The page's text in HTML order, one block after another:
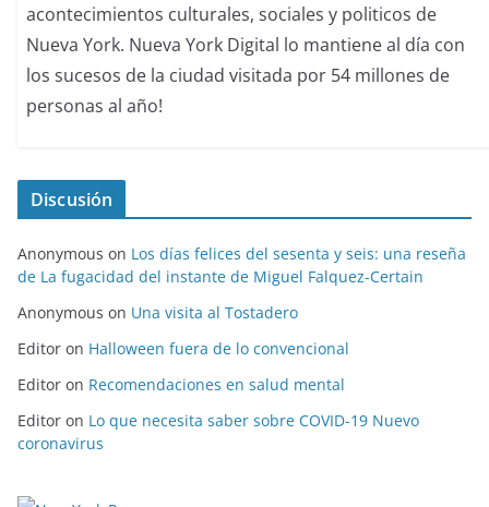
acontecimientos culturales, sociales y politicos de
Nueva York. Nueva York Digital lo mantiene al día con
los sucesos de la ciudad visitada por 54 millones de
personas al año!
Discusión
Anonymous on Los días felices del sesenta y seis: una reseña
de La fugacidad del instante de Miguel Falquez-Certain
Anonymous on Una visita al Tostadero
Editor on Halloween fuera de lo convencional
Editor on Recomendaciones en salud mental
Editor on Lo que necesita saber sobre COVID-19 Nuevo
coronavirus